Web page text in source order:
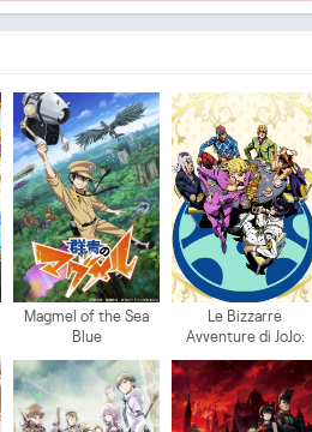
Magmel of the Sea
Blue
Le Bizzarre
Avventure di JoJo:
Vento Aureo